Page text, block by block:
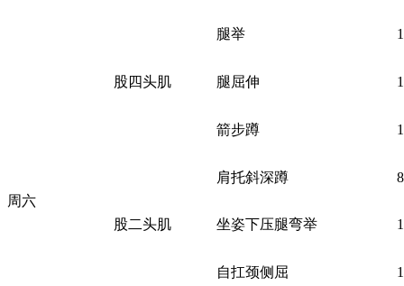
周六
股四头肌
腿举
腿屈伸
箭步蹲
肩托斜深蹲
股二头肌 坐姿下压腿弯举
自扛颈侧屈